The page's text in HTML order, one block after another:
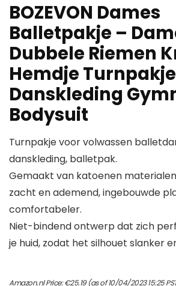
BOZEVON Dames
Balletpakje –
Dubbele Riemen
Hemdje
Danskleding
Bodysuit
Turnpakje voor volwassen
danskleding, balletpak.
Gemaakt van katoenen
zacht en ademend, ingebouwde
comfortabeler.
Niet-bindend ontwerp dat zich
je huid, zodat het silhouet slanker
Amazon.nl Price:€25.19(as of 10/04/2023 15:25